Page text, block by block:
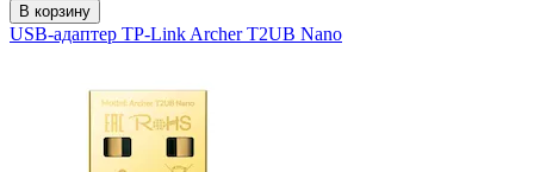
В корзину
USB-адаптер TP-Link Archer T2UB Nano